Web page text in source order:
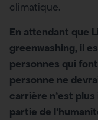
climatique.
En attendant que
greenwashing, il
personnes qui
personne ne
carrière n’est
partie de